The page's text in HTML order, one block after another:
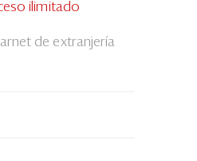
ilimitado
de extranjería